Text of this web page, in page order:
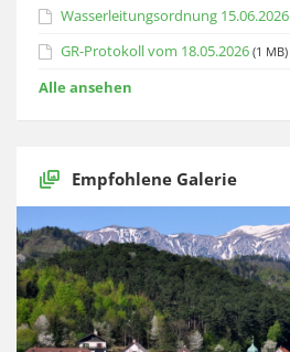
Wasserleitungsordnung 15.06.2026
GR-Protokoll vom 18.05.2026 (1 MB)
Alle ansehen
Empfohlene Galerie